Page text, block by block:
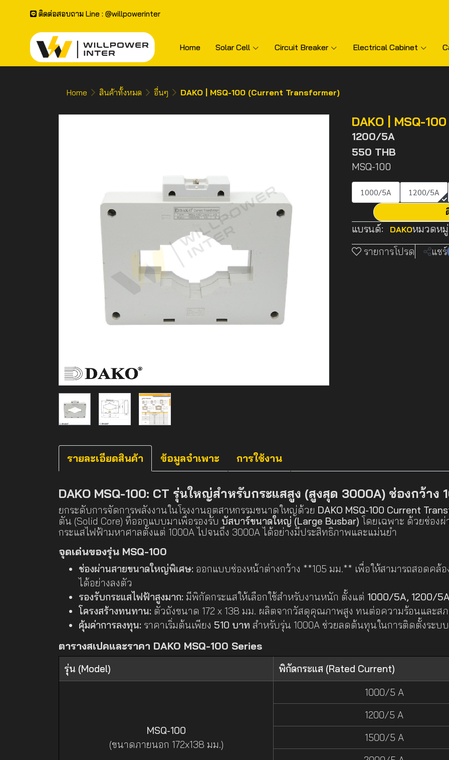
ติดต่อสอบถาม Line : @willpowerinter
Home Solar Cell Circuit Breaker Electrical Cabinet
Home สินค้าทั้งหมด อื่นๆ DAKO | MSQ-100 (Current Transformer)
DAKO | MSQ-
1200/5A
550 THB
MSQ-100
1000/5A 1200/5A
แบรนด์: DAKOหมวดห
รายการโปรด แชร์
รายละเอียดสินค้า ข้อมูลจำเพาะ การใช้งาน
DAKO MSQ-100: CT รุ่นใหญ่สำหรับกระแสสูง (สูงสุด 3000A) ช่องกว้าง
ยกระดับการจัดการพลังงานในโรงงานอุตสาหกรรมขนาดใหญ่ด้วย DAKO MSQ-100 Current
ตัน (Solid Core) ที่ออกแบบมาเพื่อรองรับ บัสบาร์ขนาดใหญ่ (Large Busbar) โดยเฉพาะ ด้วยช่องผ่
กระแสไฟฟ้ามหาศาลตั้งแต่ 1000A ไปจนถึง 3000A ได้อย่างมีประสิทธิภาพและแม่นยำ
จุดเด่นของรุ่น MSQ-100
ช่องผ่านสายขนาดใหญ่พิเศษ: ออกแบบช่องหน้าต่างกว้าง **105 มม.** เพื่อให้สามารถสอดค
ได้อย่างลงตัว
รองรับกระแสไฟฟ้าสูงมาก: มีพิกัดกระแสให้เลือกใช้สำหรับงานหนัก ตั้งแต่ 1000/5A, 1200/
โครงสร้างทนทาน: ตัวถังขนาด 172 x 138 มม. ผลิตจากวัสดุคุณภาพสูง ทนต่อความร้อนและส
คุ้มค่าการลงทุน: ราคาเริ่มต้นเพียง 510 บาท สำหรับรุ่น 1000A ช่วยลดต้นทุนในการติดตั้งระบ
ตารางสเปคและราคา DAKO MSQ-100 Series
รุ่น (Model) พิกัดกระแส (Rated Current)
MSQ-100
(ขนาดภายนอก 172x138 มม.)
1000/5 A
1200/5 A
1500/5 A